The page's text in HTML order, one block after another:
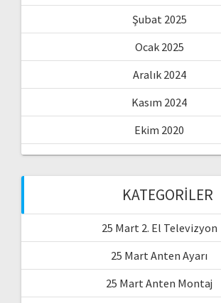
Şubat 2025
Ocak 2025
Aralık 2024
Kasım 2024
Ekim 2020
KATEGORILER
25 Mart 2. El Televizyon
25 Mart Anten Ayarı
25 Mart Anten Montaj